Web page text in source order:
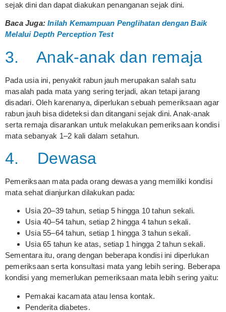
sejak dini dan dapat diakukan penanganan sejak dini.
Baca Juga:Inilah Kemampuan Penglihatan dengan Baik
Melalui Depth Perception Test
3. Anak-anak dan remaja
Pada usia ini, penyakit rabun jauh merupakan salah satu
masalah pada mata yang sering terjadi, akan tetapi jarang
disadari. Oleh karenanya, diperlukan sebuah pemeriksaan agar
rabun jauh bisa dideteksi dan ditangani sejak dini. Anak-anak
serta remaja disarankan untuk melakukan pemeriksaan kondisi
mata sebanyak 1–2 kali dalam setahun.
4. Dewasa
Pemeriksaan mata pada orang dewasa yang memiliki kondisi
mata sehat dianjurkan dilakukan pada:
Usia 20–39 tahun, setiap 5 hingga 10 tahun sekali.
Usia 40–54 tahun, setiap 2 hingga 4 tahun sekali.
Usia 55–64 tahun, setiap 1 hingga 3 tahun sekali.
Usia 65 tahun ke atas, setiap 1 hingga 2 tahun sekali.
Sementara itu, orang dengan beberapa kondisi ini diperlukan
pemeriksaan serta konsultasi mata yang lebih sering. Beberapa
kondisi yang memerlukan pemeriksaan mata lebih sering yaitu:
Pemakai kacamata atau lensa kontak.
Penderita diabetes.